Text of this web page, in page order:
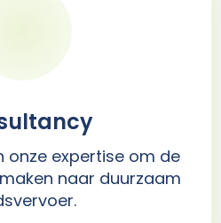
onze expertise om de
naar duurzaam